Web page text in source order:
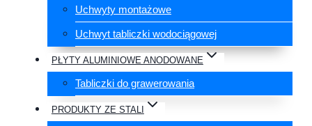
Uchwyty montażowe
Uchwyt tabliczki wodociągowej
PŁYTY ALUMINIOWE ANODOWANE
Tabliczki do grawerowania
PRODUKTY ZE STALI